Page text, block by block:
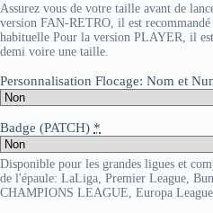
Assurez vous de votre taille avant de
version FAN-RETRO, il est recommandé
habituelle Pour la version PLAYER, il
demi voire une taille.
Badge (PATCH) *
Disponible pour les grandes ligues et
de l'épaule: LaLiga, Premier League,
CHAMPIONS LEAGUE, Europa